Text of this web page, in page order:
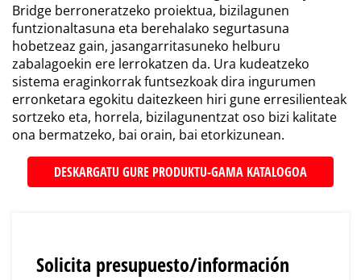
Bridge berroneratzeko proiektua, bizilagunen
funtzionaltasuna eta berehalako segurtasuna
hobetzeaz gain, jasangarritasuneko helburu
zabalagoekin ere lerrokatzen da. Ura kudeatzeko
sistema eraginkorrak funtsezkoak dira ingurumen
erronketara egokitu daitezkeen hiri gune erresilienteak
sortzeko eta, horrela, bizilagunentzat oso bizi kalitate
ona bermatzeko, bai orain, bai etorkizunean.
DESKARGATU GURE PRODUKTU-GAMA KATALOGOA
Solicita presupuesto/información